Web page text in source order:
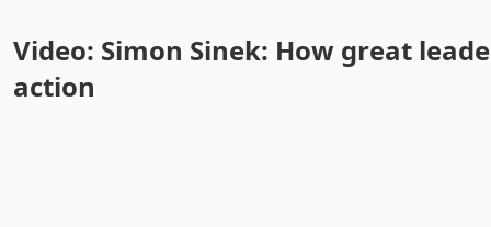
Video: Simon Sinek: How great
action